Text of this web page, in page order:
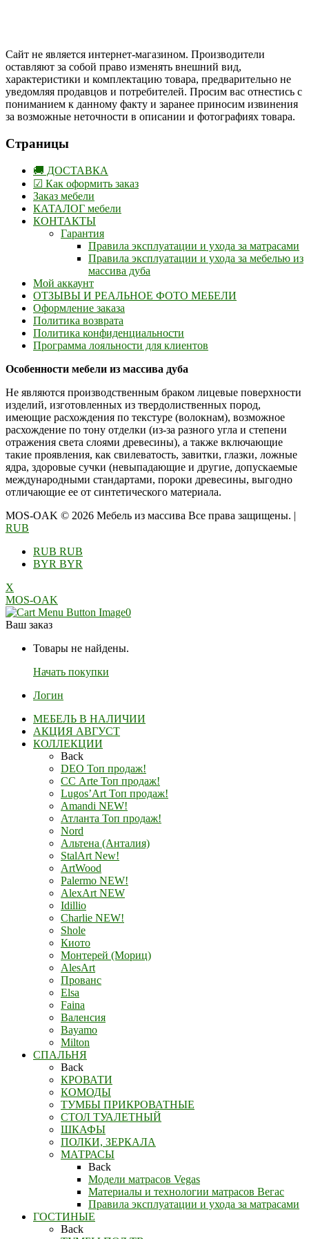
Сайт не является интернет-магазином. Производители
оставляют за собой право изменять внешний вид,
характеристики и комплектацию товара, предварительно не
уведомляя продавцов и потребителей. Просим вас отнестись с
пониманием к данному факту и заранее приносим извинения
за возможные неточности в описании и фотографиях товара.
Страницы
🚚 ДОСТАВКА
☑ Как оформить заказ
Заказ мебели
КАТАЛОГ мебели
КОНТАКТЫ
Гарантия
Правила эксплуатации и ухода за матрасами
Правила эксплуатации и ухода за мебелью из
массива дуба
Мой аккаунт
ОТЗЫВЫ И РЕАЛЬНОЕ ФОТО МЕБЕЛИ
Оформление заказа
Политика возврата
Политика конфиденциальности
Программа лояльности для клиентов
Особенности мебели из массива дуба
Не являются производственным браком лицевые поверхности
изделий, изготовленных из твердолиственных пород,
имеющие расхождения по текстуре (волокнам), возможное
расхождение по тону отделки (из-за разного угла и степени
отражения света слоями древесины), а также включающие
такие проявления, как свилеватость, завитки, глазки, ложные
ядра, здоровые сучки (невыпадающие и другие, допускаемые
международными стандартами, пороки древесины, выгодно
отличающие ее от синтетического материала.
MOS-OAK © 2026 Мебель из массива Все права защищены. |
RUB
RUB RUB
BYR BYR
X
MOS-OAK
0
Ваш заказ
Товары не найдены.
Начать покупки
Логин
МЕБЕЛЬ В НАЛИЧИИ
АКЦИЯ АВГУСТ
КОЛЛЕКЦИИ
Back
DEO Топ продаж!
СС Arte Топ продаж!
Lugos’Art Топ продаж!
Amandi NEW!
Атланта Топ продаж!
Nord
Альтена (Анталия)
StalArt New!
ArtWood
Palermo NEW!
AlexArt NEW
Idillio
Charlie NEW!
Shole
Киото
Монтерей (Мориц)
AlesArt
Прованс
Elsa
Faina
Валенсия
Bayamo
Milton
СПАЛЬНЯ
Back
КРОВАТИ
КОМОДЫ
ТУМБЫ ПРИКРОВАТНЫЕ
СТОЛ ТУАЛЕТНЫЙ
ШКАФЫ
ПОЛКИ, ЗЕРКАЛА
МАТРАСЫ
Back
Модели матрасов Vegas
Материалы и технологии матрасов Вегас
Правила эксплуатации и ухода за матрасами
ГОСТИНЫЕ
Back